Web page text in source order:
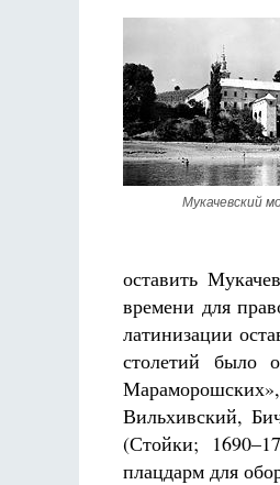
Мукачевский
оставить
времени для
латинизации
столетий было
Вильхивский,
(Стойки;
плацдарм для